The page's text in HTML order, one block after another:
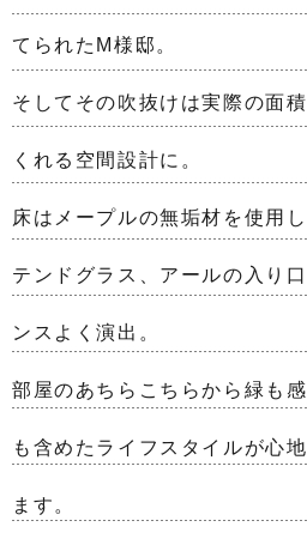
てられたM様邸。
そしてその吹抜けは実際の面
くれる空間設計に。
床はメープルの無垢材を使用
テンドグラス、アールの入り
ンスよく演出。
部屋のあちらこちらから緑も
も含めたライフスタイルが心
ます。